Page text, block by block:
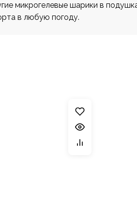
микрогелевые шарики в
в любую погоду.